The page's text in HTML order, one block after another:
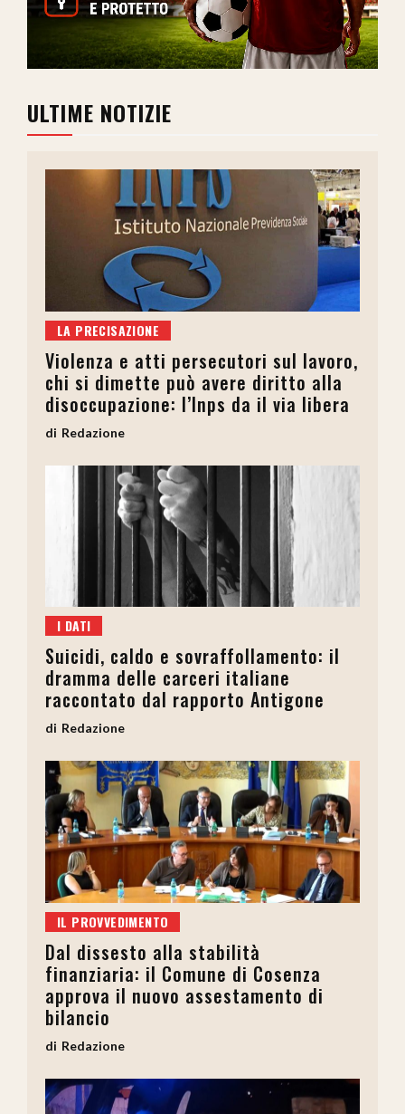
ULTIME NOTIZIE
LA PRECISAZIONE
Violenza e atti persecutori sul lavoro,
chi si dimette può avere diritto alla
disoccupazione: l’Inps da il via libera
Redazione
I DATI
Suicidi, caldo e sovraffollamento: il
dramma delle carceri italiane
raccontato dal rapporto Antigone
Redazione
IL PROVVEDIMENTO
Dal dissesto alla stabilità
finanziaria: il Comune di Cosenza
approva il nuovo assestamento di
bilancio
Redazione